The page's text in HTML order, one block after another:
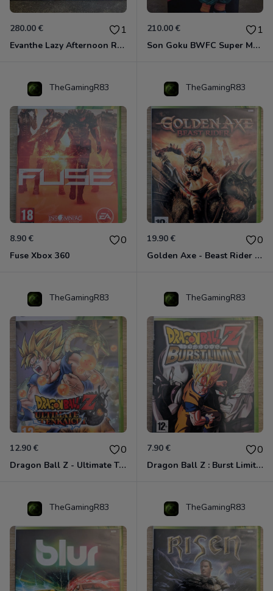
280.00 € 1
Evanthe Lazy Afternoon Red Pride of Eden
210.00 € 1
Son Goku BWFC Super Master Stars
TheGamingR83
8.90 € 0
Fuse Xbox 360
TheGamingR83
19.90 € 0
Golden Axe - Beast Rider Xbox 360
TheGamingR83
12.90 € 0
Dragon Ball Z - Ultimate Tenkaichi Xbox 360
TheGamingR83
7.90 € 0
Dragon Ball Z : Burst Limit Xbox 360
TheGamingR83 TheGamingR83